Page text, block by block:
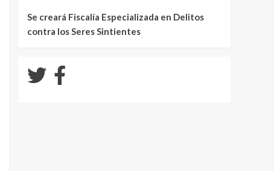
Se creará Fiscalía Especializada en Delitos
contra los Seres Sintientes